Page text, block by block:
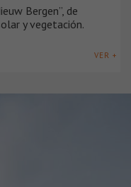
Bergen”, de
y vegetación.
VER +